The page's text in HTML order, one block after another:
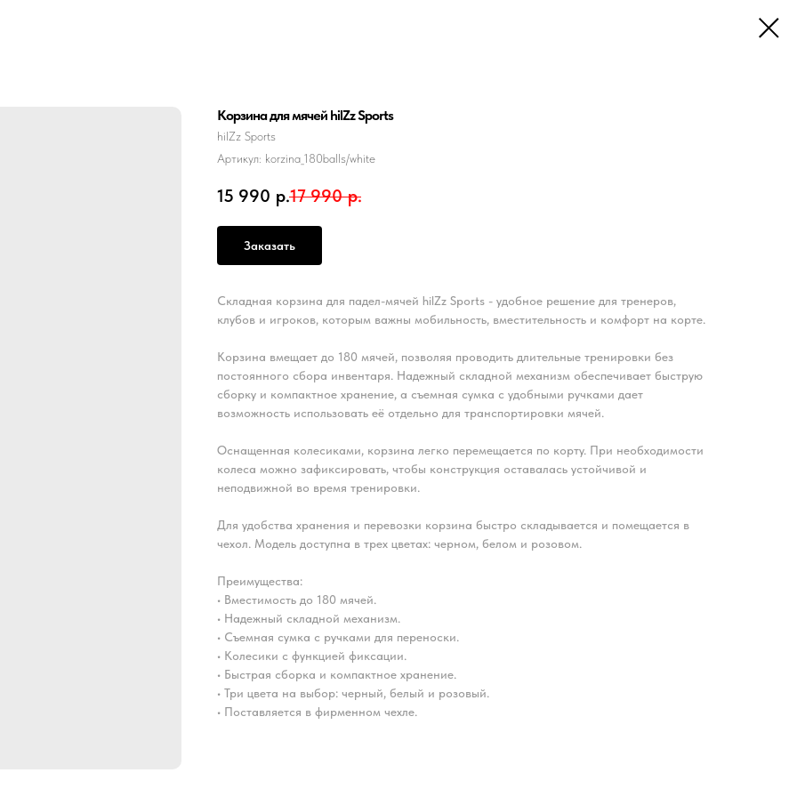
Корзина для мячей hilZz Sports
hilZz Sports
Артикул: korzina_180balls/white
15 990 р.17 990 р.
Заказать
Складная корзина для падел-мячей hilZz Sports - удобное решение для тренеров,
клубов и игроков, которым важны мобильность, вместительность и комфорт на корте.
Корзина вмещает до 180 мячей, позволяя проводить длительные тренировки без
постоянного сбора инвентаря. Надежный складной механизм обеспечивает быструю
сборку и компактное хранение, а съемная сумка с удобными ручками дает
возможность использовать её отдельно для транспортировки мячей.
Оснащенная колесиками, корзина легко перемещается по корту. При необходимости
колеса можно зафиксировать, чтобы конструкция оставалась устойчивой и
неподвижной во время тренировки.
Для удобства хранения и перевозки корзина быстро складывается и помещается в
чехол. Модель доступна в трех цветах: черном, белом и розовом.
Преимущества:
• Вместимость до 180 мячей.
• Надежный складной механизм.
• Съемная сумка с ручками для переноски.
• Колесики с функцией фиксации.
• Быстрая сборка и компактное хранение.
• Три цвета на выбор: черный, белый и розовый.
• Поставляется в фирменном чехле.